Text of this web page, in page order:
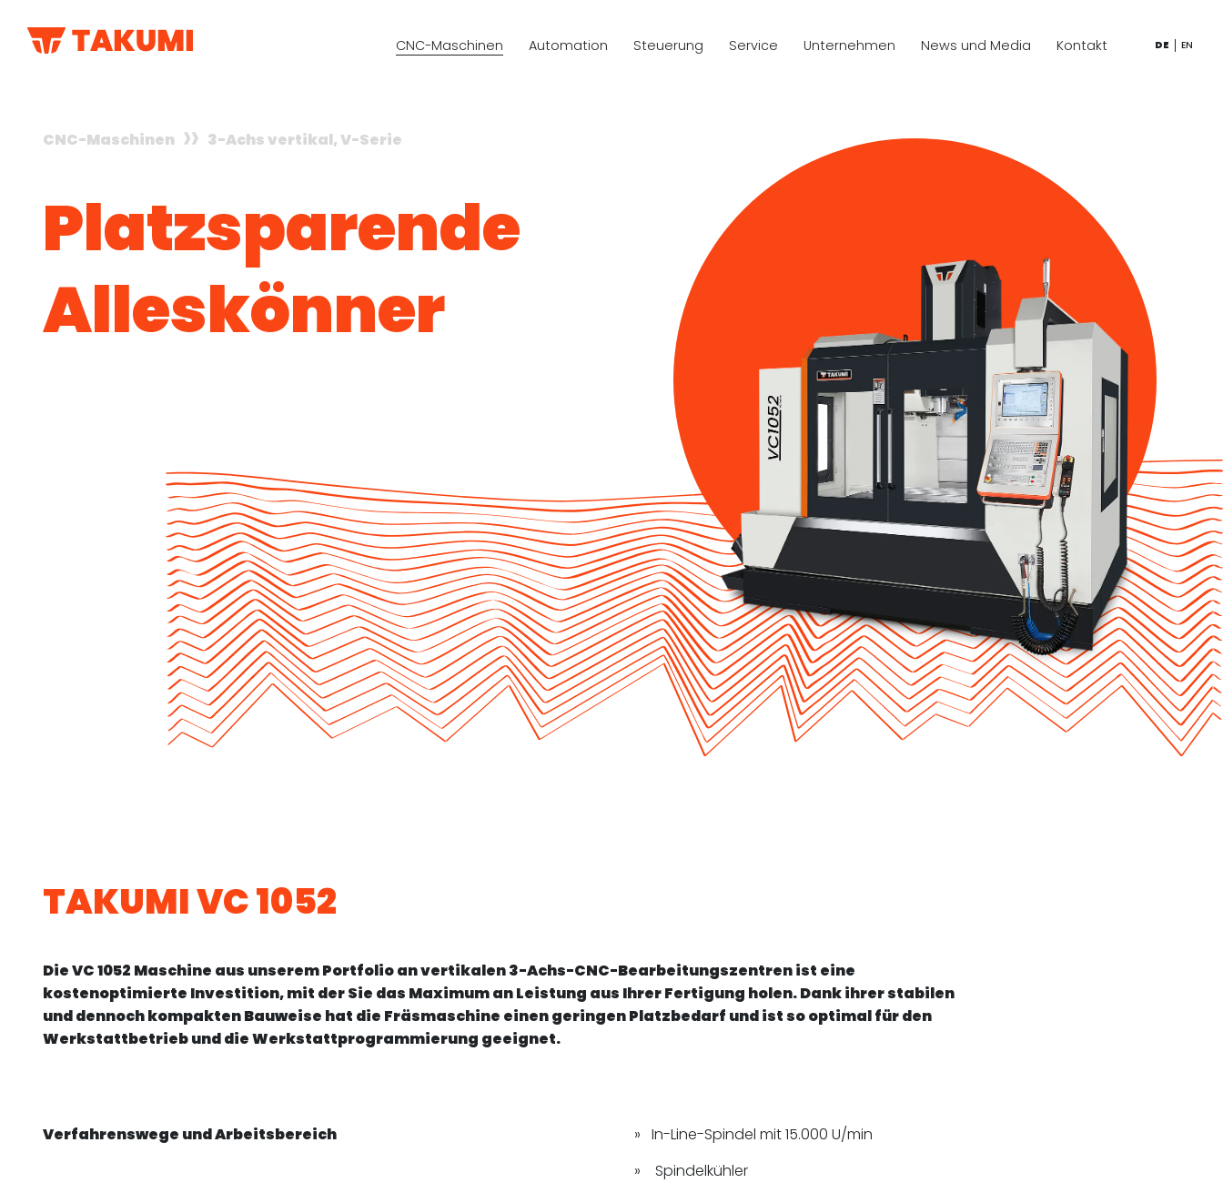
CNC-Maschinen Automation Steuerung Service Unternehmen News und Media Kontakt DE EN
CNC-Maschinen 3-Achs vertikal, V-Serie
Platz­sparende
Alles­könner
TAKUMI VC 1052
Die VC 1052 Maschine aus unserem Portfolio an vertikalen 3-Achs-CNC-Bearbeitungszentren ist eine
kostenoptimierte Investition, mit der Sie das Maximum an Leistung aus Ihrer Fertigung holen. Dank ihrer stabilen
und dennoch kompakten Bauweise hat die Fräsmaschine einen geringen Platzbedarf und ist so optimal für den
Werkstattbetrieb und die Werkstattprogrammierung geeignet.
Verfahrenswege und Arbeitsbereich
In-Line-Spindel mit 15.000 U/min
Spindelkühler